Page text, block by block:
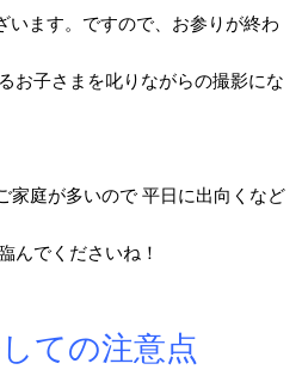
います。ですので、お参りが終わ
お子さまを叱りながらの撮影にな
家庭が多いので 平日に出向くなど
んでくださいね！
ての注意点